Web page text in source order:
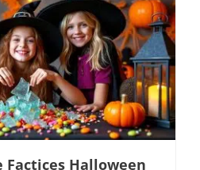
Factices Halloween